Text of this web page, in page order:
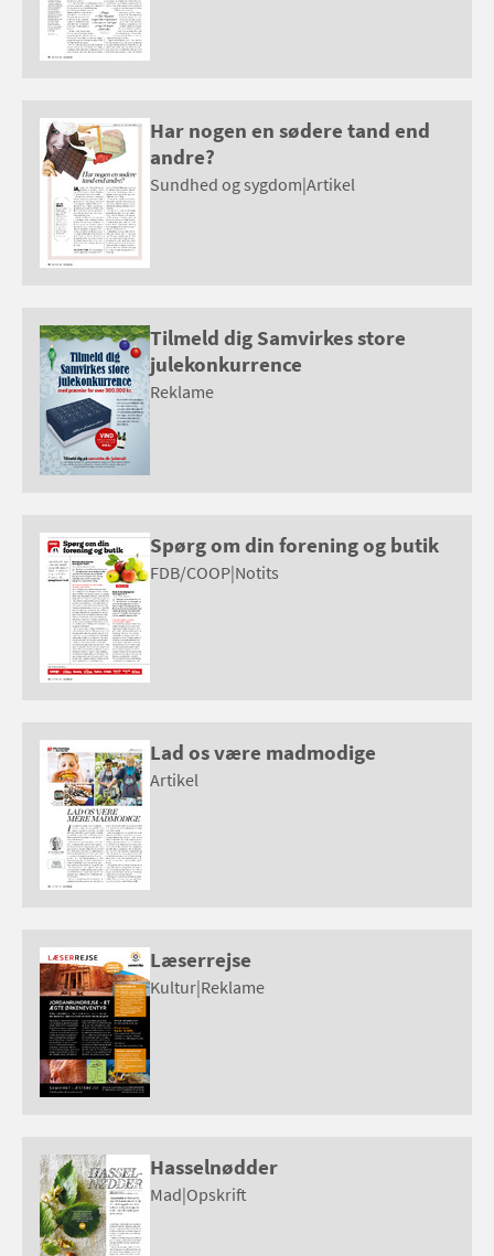
Har nogen en sødere tand end
andre?
Sundhed og sygdom|Artikel
Tilmeld dig Samvirkes store
julekonkurrence
Reklame
Spørg om din forening og butik
FDB/COOP|Notits
Lad os være madmodige
Artikel
Læserrejse
Kultur|Reklame
Hasselnødder
Mad|Opskrift